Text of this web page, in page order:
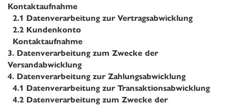
Kontaktaufnahme
2.1 Datenverarbeitung zur Vertragsabwicklung
2.2 Kundenkonto
Kontaktaufnahme
3. Datenverarbeitung zum Zwecke der
Versandabwicklung
4. Datenverarbeitung zur Zahlungsabwicklung
4.1 Datenverarbeitung zur Transaktionsabwicklung
4.2 Datenverarbeitung zum Zwecke der